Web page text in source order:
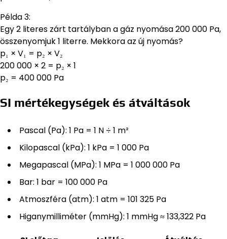
Példa 3:
Egy 2 literes zárt tartályban a gáz nyomása 200 000 Pa,
összenyomjuk 1 literre. Mekkora az új nyomás?
p₁ × V₁ = p₂ × V₂
200 000 × 2 = p₂ × 1
p₂ = 400 000 Pa
SI mértékegységek és átváltások
Pascal (Pa): 1 Pa = 1 N ÷ 1 m²
Kilopascal (kPa): 1 kPa = 1 000 Pa
Megapascal (MPa): 1 MPa = 1 000 000 Pa
Bar: 1 bar = 100 000 Pa
Atmoszféra (atm): 1 atm = 101 325 Pa
Higanymilliméter (mmHg): 1 mmHg ≈ 133,322 Pa